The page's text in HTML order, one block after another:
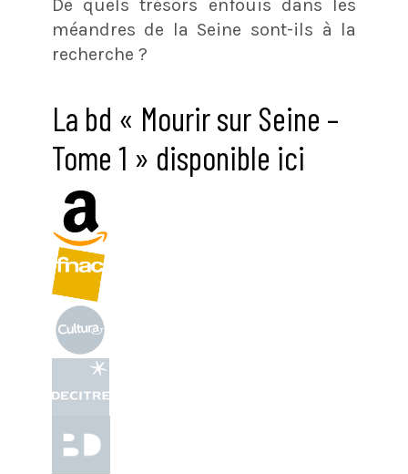
De quels trésors enfouis dans les
méandres de la Seine sont-ils à la
recherche ?
La bd « Mourir sur Seine –
Tome 1 » disponible ici